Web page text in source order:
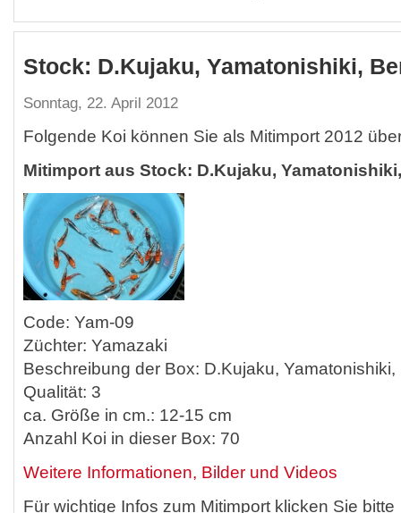
Stock: D.Kujaku, Yamatonishiki,
Sonntag, 22. April 2012
Folgende Koi können Sie als Mitimport 2012
Mitimport aus Stock: D.Kujaku,
Code: Yam-09
Züchter: Yamazaki
Beschreibung der Box: D.Kujaku,
Qualität: 3
ca. Größe in cm.: 12-15 cm
Anzahl Koi in dieser Box: 70
Weitere Informationen, Bilder und Videos
Für wichtige Infos zum Mitimport klicken Sie bitte